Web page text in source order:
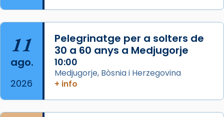
Acompanyant la història de sant Cugat, a
partir de l’Edat Mitjana sorgeix la tradició
que les santes Juliana (“relatiu a Júlia”) i
Semproniana (“relatiu a Semprònia =
eterna”) són deixebles seves. I l’any 1667, el
frare Joan Gaspar Roig, afirma en una obra
que les santes són filles de l’antiga Iluro.
Mataró en reivindicarà les relíq
11
ago.
2026
Pelegrinatge per a solters de
30 a 60 anys a Medjugorje
10:00
Medjugorje, Bòsnia i Herzegovina
+ info